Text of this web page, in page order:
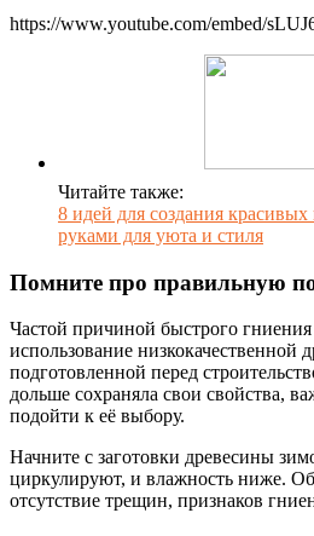
https://www.youtube.com/embed/
Читайте также:
8 идей для создания
руками для уюта и стиля
Помните про правильную
Частой причиной быстрого гниения
использование низкокачественной
подготовленной перед
дольше сохраняла свои свойства,
подойти к её выбору.
Начните с заготовки древесины
циркулируют, и влажность ниже.
отсутствие трещин, признаков